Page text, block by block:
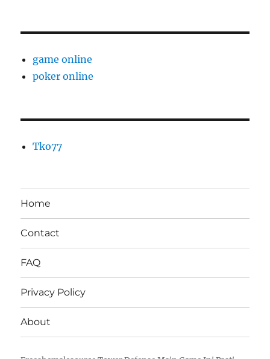
game online
poker online
Tko77
Home
Contact
FAQ
Privacy Policy
About